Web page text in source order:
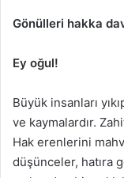
Gönülleri hakka
Ey oğul!
Büyük insanları
ve kaymalardır.
Hak erenlerini
düşünceler, hatıra